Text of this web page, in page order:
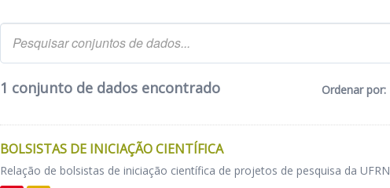
Ordenar por
1 conjunto de dados encontrado
BOLSISTAS DE INICIAÇÃO CIENTÍFICA
Relação de bolsistas de iniciação científica de projetos de pesquisa da UFRN